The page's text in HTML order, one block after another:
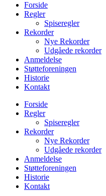
Forside
Regler
Spiseregler
Rekorder
Nye Rekorder
Udgåede rekorder
Anmeldelse
Støtteforeningen
Historie
Kontakt
Forside
Regler
Spiseregler
Rekorder
Nye Rekorder
Udgåede rekorder
Anmeldelse
Støtteforeningen
Historie
Kontakt